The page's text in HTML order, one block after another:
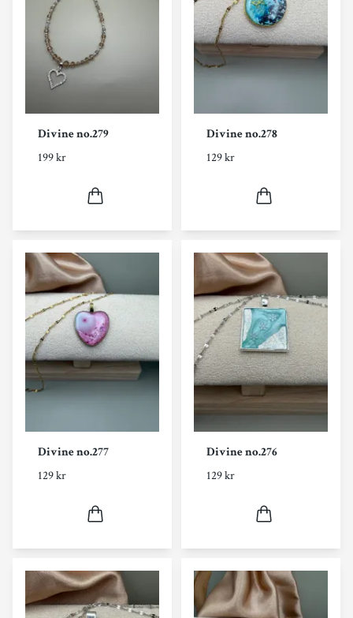
Divine no.279
199 kr
Divine no.278
129 kr
Divine no.277
129 kr
Divine no.276
129 kr